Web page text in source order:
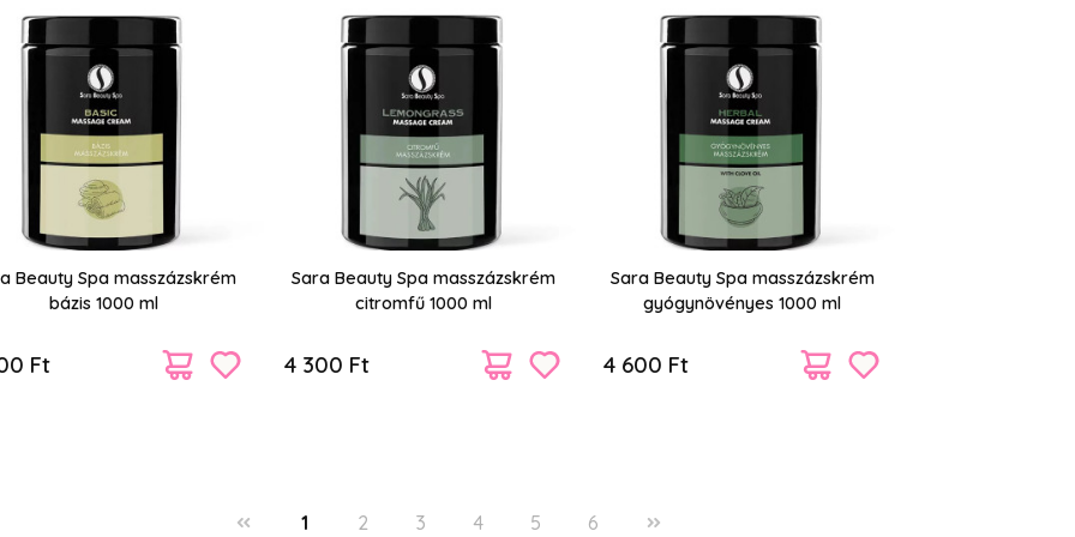
Beauty Spa masszázskrém
bázis 1000 ml
Ft
Sara Beauty Spa masszázskrém
citromfű 1000 ml
4 300 Ft
Sara Beauty Spa masszázskrém
gyógynövényes 1000 ml
4 600 Ft
1 2 3 4 5 6